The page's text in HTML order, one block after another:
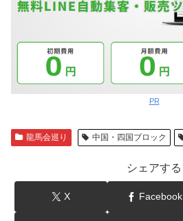
PR
龍馬会巡り 中国・四国ブロック
シェアする
X Facebook